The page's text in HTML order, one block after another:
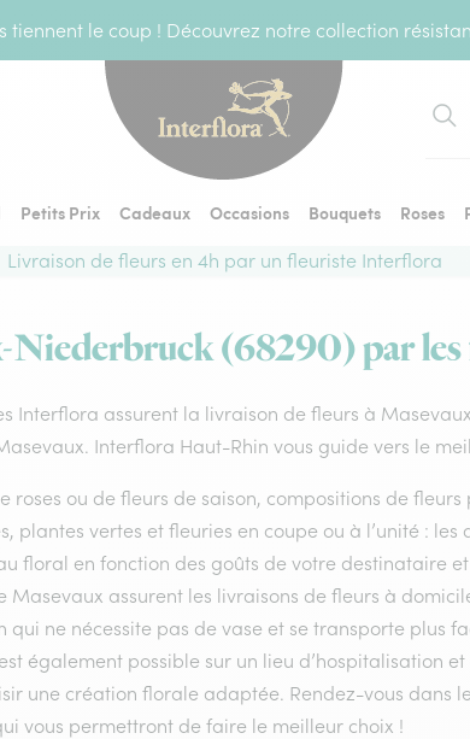
tiennent le coup ! Découvrez notre collection
Petits Prix Cadeaux Occasions Bouquets Roses
Livraison de fleurs en 4h par un fleuriste Interflora
Niederbruck (68290) par
Interflora assurent la livraison de fleurs à
Interflora Haut-Rhin vous guide vers le
roses ou de fleurs de saison, compositions de
plantes vertes et fleuries en coupe ou à l’unité :
floral en fonction des goûts de votre destinataire
Masevaux assurent les livraisons de fleurs à
qui ne nécessite pas de vase et se transporte plus
également possible sur un lieu d’hospitalisation
une création florale adaptée. Rendez-vous dans
vous permettront de faire le meilleur choix !